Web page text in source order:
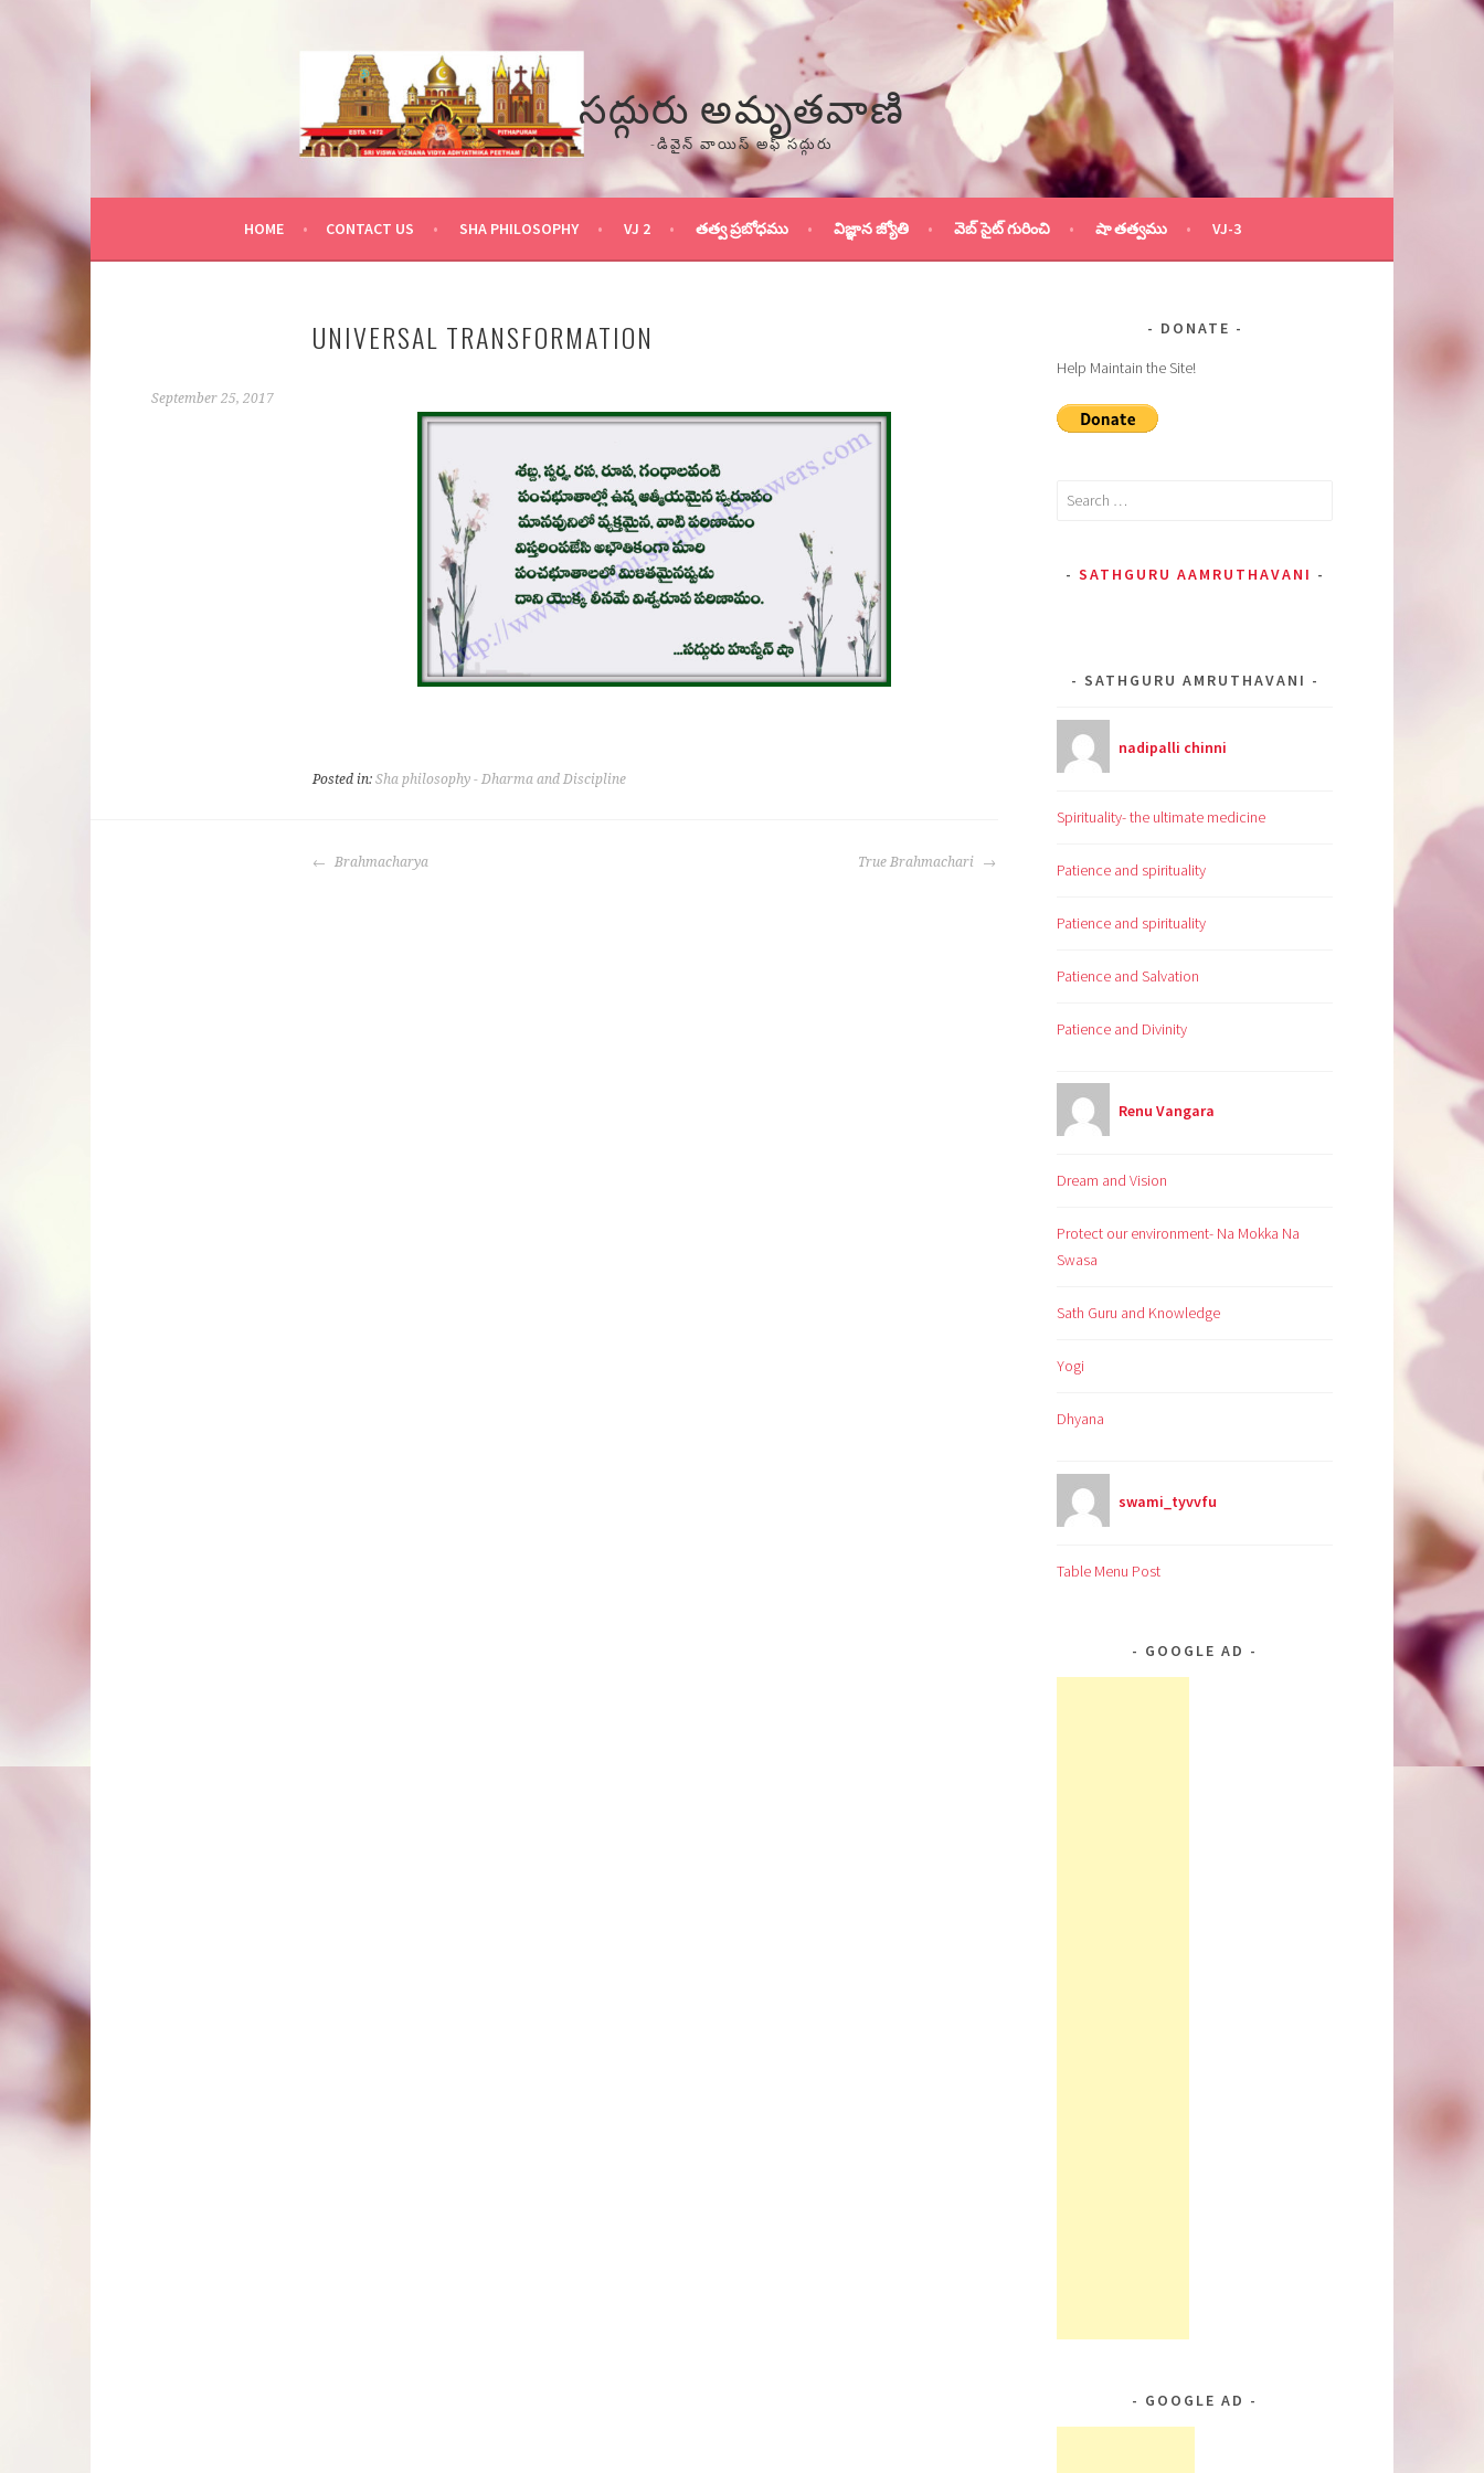
సద్గురు అమృతవాణి
-డివైన్ వాయిస్ అఫ్ సద్గురు
HOME CONTACT US SHA PHILOSOPHY VJ 2 తత్వ ప్రబోధము విజ్ఞాన జ్యోతి వెబ్ సైట్ గురించి షా తత్వము VJ-3
UNIVERSAL TRANSFORMATION
September 25, 2017
Posted in: Sha philosophy - Dharma and Discipline
POST
Brahmacharya True Brahmachari
DONATE
Help Maintain the Site!
Search
SATHGURU AAMRUTHAVANI
SATHGURU AMRUTHAVANI
nadipalli chinni
Spirituality- the ultimate medicine
Patience and spirituality
Patience and spirituality
Patience and Salvation
Patience and Divinity
Renu Vangara
Dream and Vision
Protect our environment- Na Mokka Na
Swasa
Sath Guru and Knowledge
Yogi
Dhyana
swami_tyvvfu
Table Menu Post
GOOGLE AD
GOOGLE AD